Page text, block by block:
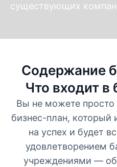
существующих
Содержание
Что входит в
Вы не можете просто
бизнес-план,
на успех и будет
удовлетворением
учреждениями —